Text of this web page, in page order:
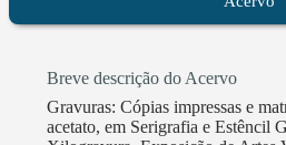
com objetivo de estabelecer como
Atelier de Gravura e Graffiti e
Breve descrição do Acervo
Gravuras: Cópias impressas e
acetato, em Serigrafia e Estêncil